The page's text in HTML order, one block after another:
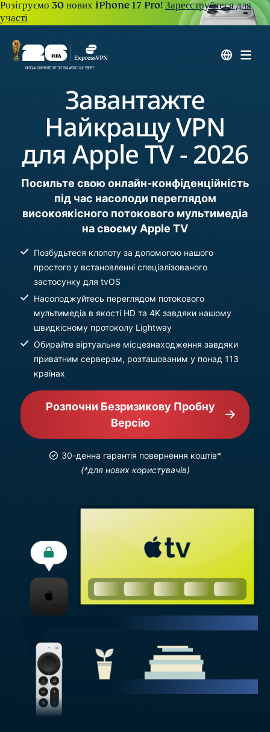
Розігруємо 30 нових iPhone 17 Pro!Зареєструйтеся для
участі
Завантажте
Найкращу VPN
для Apple TV - 2026
Посильте свою онлайн-конфіденційність
під час насолоди переглядом
високоякісного потокового мультимедіа
на своєму Apple TV
Позбудьтеся клопоту за допомогою нашого
простого у встановленні спеціалізованого
застосунку для tvOS
Насолоджуйтесь переглядом потокового
мультимедіа в якості HD та 4K завдяки нашому
швидкісному протоколу Lightway
Обирайте віртуальне місцезнаходження завдяки
приватним серверам, розташованим у понад 113
країнах
Розпочни Безризикову Пробну
Версію
30-денна гарантія повернення коштів*
(*для нових користувачів)